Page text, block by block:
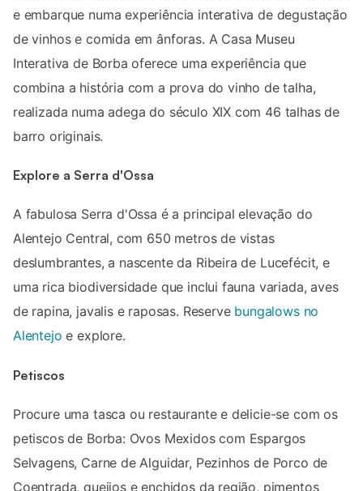
e embarque numa experiência interativa de degustação
de vinhos e comida em ânforas. A Casa Museu
Interativa de Borba oferece uma experiência que
combina a história com a prova do vinho de talha,
realizada numa adega do século XIX com 46 talhas de
barro originais.
Explore a Serra d'Ossa
A fabulosa Serra d'Ossa é a principal elevação do
Alentejo Central, com 650 metros de vistas
deslumbrantes, a nascente da Ribeira de Lucefécit, e
uma rica biodiversidade que inclui fauna variada, aves
de rapina, javalis e raposas. Reserve bungalows no
Alentejo e explore.
Petiscos
Procure uma tasca ou restaurante e delicie-se com os
petiscos de Borba: Ovos Mexidos com Espargos
Selvagens, Carne de Alguidar, Pezinhos de Porco de
Coentrada, queijos e enchidos da região, pimentos